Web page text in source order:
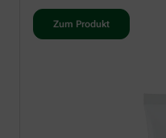
Zum Produkt